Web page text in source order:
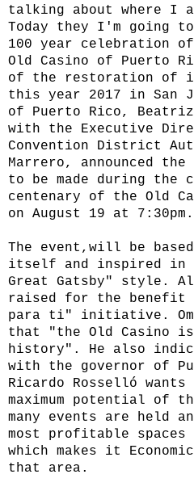
talking about where I
Today they I'm going
100 year celebration
Old Casino of Puerto
of the restoration of
this year 2017 in San
of Puerto Rico,
with the Executive
Convention District
Marrero, announced
to be made during the
centenary of the Old
on August 19 at 7:30pm.
The event,will be
itself and inspired in
Great Gatsby" style.
raised for the benefit
para ti" initiative.
that "the Old Casino is
history". He also
with the governor of
Ricardo Rosselló
maximum potential of
many events are held
most profitable
which makes it
that area.